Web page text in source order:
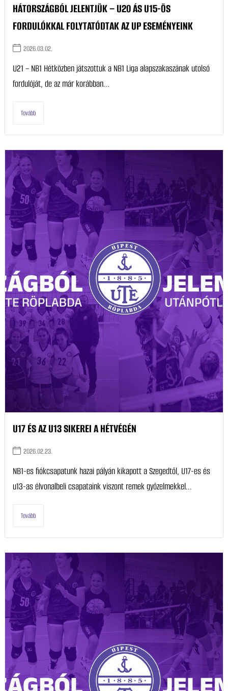
HÁTORSZÁGBÓL JELENTJÜK – U20 ÁS U15-ÖS
FORDULÓKKAL FOLYTATÓDTAK AZ UP ESEMÉNYEINK
2026.03.02.
U21 – NB1 Hétközben játszottuk a NB1 Liga alapszakaszának utolsó
fordulóját, de az már korábban...
Tovább
U17 ÉS AZ U13 SIKEREI A HÉTVÉGÉN
2026.02.23.
NB1-es fiókcsapatunk hazai pályán kikapott a Szegedtől, U17-es és
u13-as élvonalbeli csapataink viszont remek győzelmekkel...
Tovább